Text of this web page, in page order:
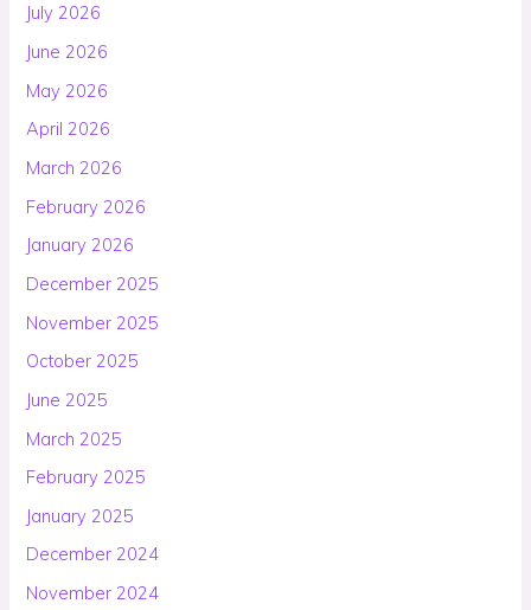
July 2026
June 2026
May 2026
April 2026
March 2026
February 2026
January 2026
December 2025
November 2025
October 2025
June 2025
March 2025
February 2025
January 2025
December 2024
November 2024